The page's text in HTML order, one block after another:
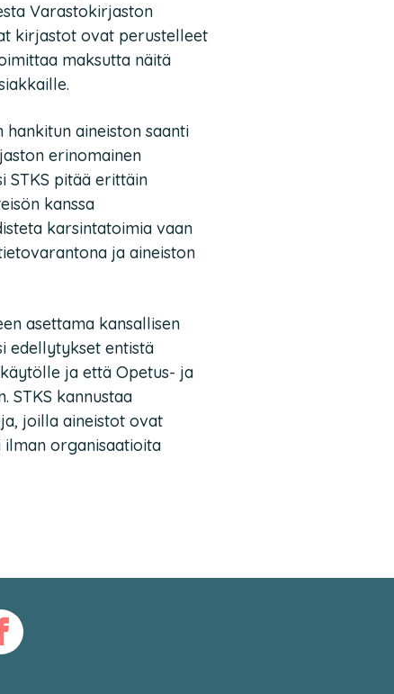
Varastokirjaston
kirjastot ovat perustelleet
maksutta näitä
hankitun aineiston saanti
erinomainen
STKS pitää erittäin
kanssa
karsintatoimia vaan
ja aineiston
asettama kansallisen
edellytykset entistä
ja että Opetus- ja
STKS kannustaa
joilla aineistot ovat
ilman organisaatioita